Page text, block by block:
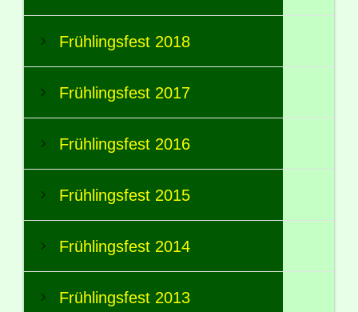
Frühlingsfest 2018
Frühlingsfest 2017
Frühlingsfest 2016
Frühlingsfest 2015
Frühlingsfest 2014
Frühlingsfest 2013